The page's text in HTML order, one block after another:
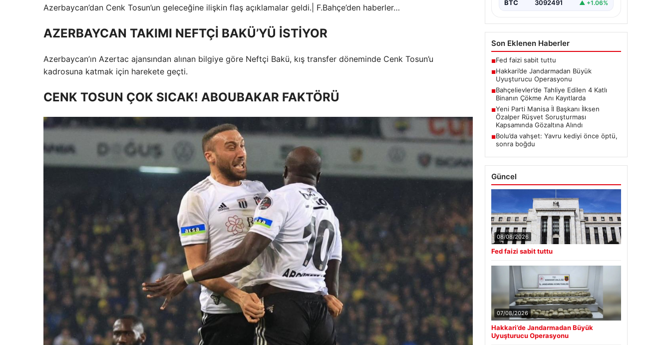
Azerbaycan’dan Cenk Tosun’un geleceğine ilişkin flaş açıklamalar geldi.| F.Bahçe’den haberler…
AZERBAYCAN TAKIMI NEFTÇİ BAKÜ’YÜ İSTİYOR
Azerbaycan’ın Azertac ajansından alınan bilgiye göre Neftçi Bakü, kış transfer döneminde Cenk Tosun’u
kadrosuna katmak için harekete geçti.
CENK TOSUN ÇOK SICAK! ABOUBAKAR FAKTÖRÜ
BTC 3092491 ▲ +1.06%
Son Eklenen Haberler
■Fed faizi sabit tuttu
■Hakkari’de Jandarmadan Büyük
Uyuşturucu Operasyonu
■Bahçelievler’de Tahliye Edilen 4 Katlı
Binanın Çökme Anı Kayıtlarda
■Yeni Parti Manisa İl Başkanı İlksen
Özalper Rüşvet Soruşturması
Kapsamında Gözaltına Alındı
■Bolu’da vahşet: Yavru kediyi önce öptü,
sonra boğdu
Güncel
08/08/2026
Fed faizi sabit tuttu
07/08/2026
Hakkari’de Jandarmadan Büyük
Uyuşturucu Operasyonu